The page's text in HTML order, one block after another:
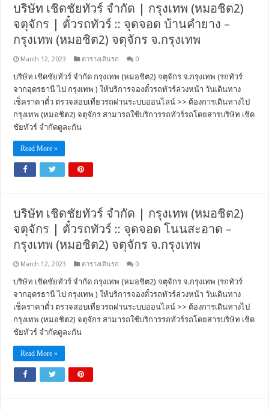
บริษัท เชิดชัยทัวร์ จำกัด | กรุงเทพ (หมอชิต2)
จตุจักร | ตั๋วรถทัวร์ :: จุดจอด บ้านคำยาง –
กรุงเทพ (หมอชิต2) จตุจักร จ.กรุงเทพ
March 12, 2023 ตารางเดินรถ 0
บริษัท เชิดชัยทัวร์ จำกัด กรุงเทพ (หมอชิต2) จตุจักร จ.กรุงเทพ (รถทัวร์
จากอุดรธานี ไป กรุงเทพ ) ให้บริการจองตั๋วรถทัวร์ล่วงหน้า วันเดินทาง
เช็คราคาตั๋ว ตรวจสอบเที่ยวรถผ่านระบบออนไลน์ >> ต้องการเดินทางไป
กรุงเทพ (หมอชิต2) จตุจักร สามารถใช้บริการรถทัวร์รถโดยสารบริษัท เชิด
ชัยทัวร์ จำกัดดูละกัน
Read More »
บริษัท เชิดชัยทัวร์ จำกัด | กรุงเทพ (หมอชิต2)
จตุจักร | ตั๋วรถทัวร์ :: จุดจอด โนนสะอาด –
กรุงเทพ (หมอชิต2) จตุจักร จ.กรุงเทพ
March 12, 2023 ตารางเดินรถ 0
บริษัท เชิดชัยทัวร์ จำกัด กรุงเทพ (หมอชิต2) จตุจักร จ.กรุงเทพ (รถทัวร์
จากอุดรธานี ไป กรุงเทพ ) ให้บริการจองตั๋วรถทัวร์ล่วงหน้า วันเดินทาง
เช็คราคาตั๋ว ตรวจสอบเที่ยวรถผ่านระบบออนไลน์ >> ต้องการเดินทางไป
กรุงเทพ (หมอชิต2) จตุจักร สามารถใช้บริการรถทัวร์รถโดยสารบริษัท เชิด
ชัยทัวร์ จำกัดดูละกัน
Read More »